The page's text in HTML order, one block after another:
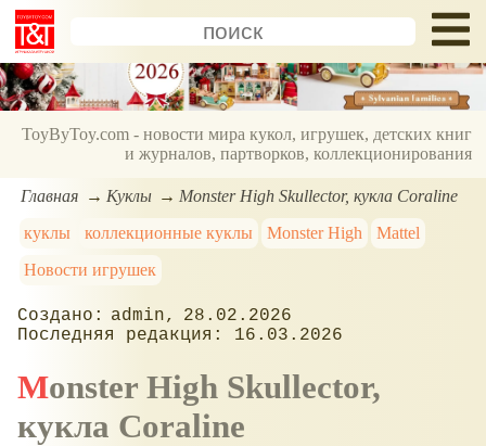
ToyByToy.com - новости мира кукол, игрушек, детских книг
и журналов, партворков, коллекционирования
Главная Куклы
Monster High Skullector, кукла Coraline
куклы
коллекционные куклы Monster High
Mattel
Новости игрушек
admin
28.02.2026
16.03.2026
Monster High Skullector,
кукла Coraline